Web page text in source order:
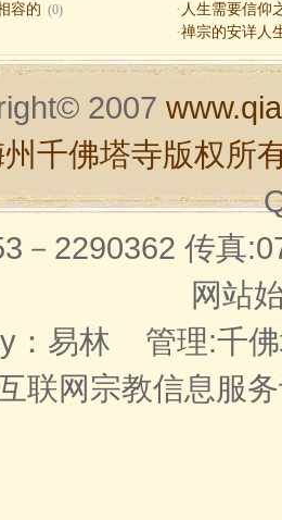
容的 (0) · 人生需要信仰
·禅宗的安详人
2007
千佛塔寺版权所
－2290362 传
网站
易林 管理:千
联网宗教信息服务